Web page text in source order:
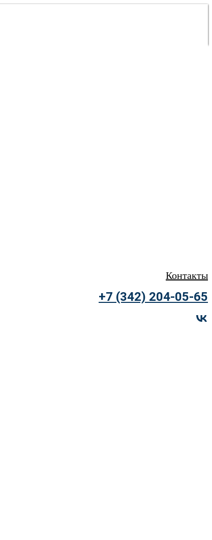
Контакты
+7 (342) 204-05-65